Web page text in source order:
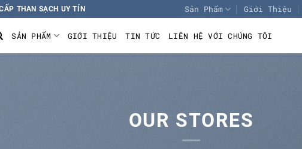
THAN SẠCH UY TÍN Sản Phẩm Giới Thiệu
SẢN PHẨM GIỚI THIỆU TIN TỨC LIÊN HỆ VỚI CHÚNG TÔI
OUR STORES